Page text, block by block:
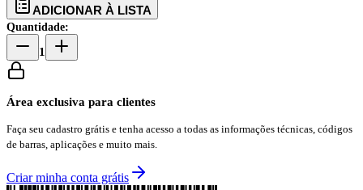
ADICIONAR À LISTA
Quantidade:
1
Área exclusiva para clientes
Faça seu cadastro grátis e tenha acesso a todas as informações técnicas, códigos
de barras, aplicações e muito mais.
Criar minha conta grátis